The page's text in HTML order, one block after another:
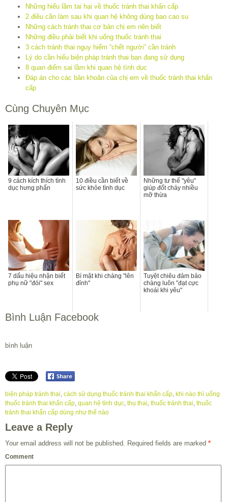
Những hiểu lầm tai hại về thuốc tránh thai khẩn cấp
2 điều cần làm sau khi quan hệ không dùng bao cao su
Những cách tránh thai cơ bản chị em nên biết
Những điều phải biết khi uống thuốc tránh thai
3 cách tránh thai nguy hiểm “chết người” cần tránh
Lý do cần hiểu biện pháp tránh thai bạn đang sử dụng
8 quan điểm sai lầm khi quan hệ tình dục
Đáp án cho các băn khoăn của chị em về thuốc tránh thai khẩn
cấp
Cùng Chuyên Mục
9 cách kích thích tình
dục hưng phấn
10 điều cần biết về
sức khỏe tình dục
Những tư thế "yêu"
giúp đốt cháy nhiều
mỡ thừa
7 dấu hiệu nhận biết
phụ nữ "đói" sex
Bí mật khi chàng "lên
đỉnh"
Tuyệt chiêu đảm bảo
chàng luôn "đạt cực
khoái khi yêu"
Bình Luận Facebook
bình luận
biện pháp tránh thai cách sử dụng thuốc tránh thai khẩn cấp khi nào thì uống
thuốc tránh thai khẩn cấp quan hệ tình dục thụ thai thuốc tránh thai thuốc
tránh thai khẩn cấp dùng như thế nào
Leave a Reply
Your email address will not be published. Required fields are marked *
Comment